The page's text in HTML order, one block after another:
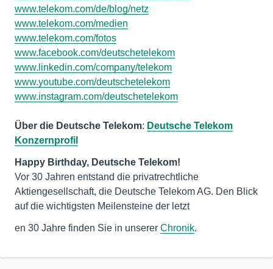
www.telekom.com/de/blog/netz
www.telekom.com/medien
www.telekom.com/fotos
www.facebook.com/deutschetelekom
www.linkedin.com/company/telekom
www.youtube.com/deutschetelekom
www.instagram.com/deutschetelekom
Über die Deutsche Telekom: Deutsche Telekom
Konzernprofil
Vor 30 Jahren entstand die privatrechtliche
Aktiengesellschaft, die Deutsche Telekom AG. Den Blick
auf die wichtigsten Meilensteine der letzt
en 30 Jahre finden Sie in unserer Chronik.